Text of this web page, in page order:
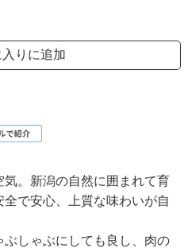
りに追加
。新潟の自然に囲まれて育
で安心、上質な味わいが自
しゃぶにしても良し、肉の